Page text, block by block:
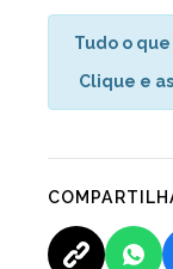
Tudo o
Clique e